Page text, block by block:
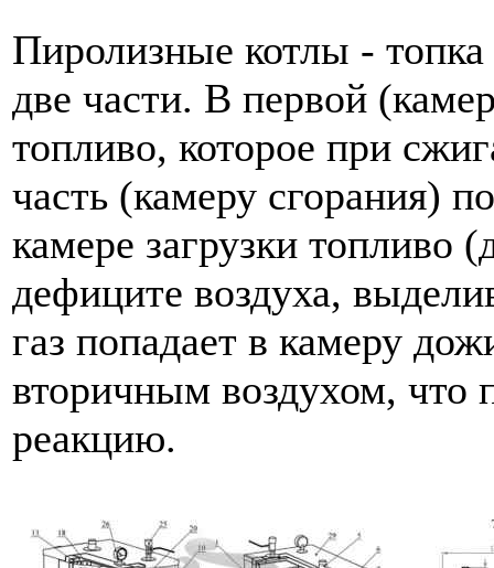
Пиролизные котлы - топка
две части. В первой
топливо, которое при
часть (камеру сгорания)
камере загрузки топливо
дефиците воздуха,
газ попадает в камеру
вторичным воздухом, что
реакцию.